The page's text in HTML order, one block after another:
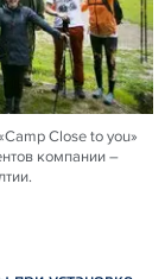
Close to you»
компании –